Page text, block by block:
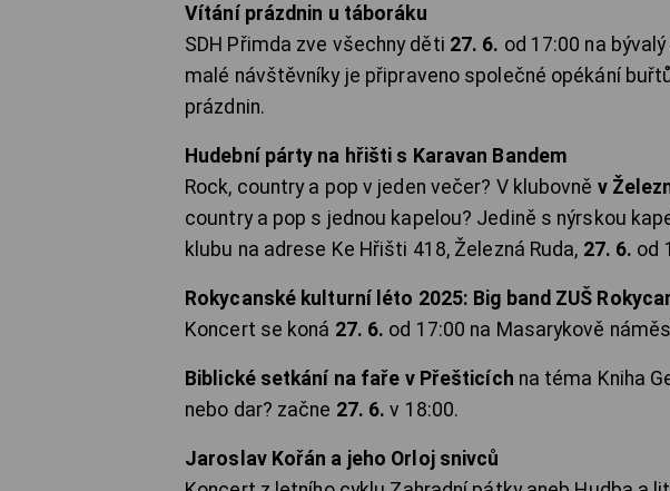
Vítání prázdnin u táboráku
SDH Přimda zve všechny děti 27. 6. od 17:00 na
malé návštěvníky je připraveno společné opékání
prázdnin.
Hudební párty na hřišti s Karavan Bandem
Rock, country a pop v jeden večer? V klubovně v
country a pop s jednou kapelou? Jedině s nýrskou
klubu na adrese Ke Hřišti 418, Železná Ruda, 27. 6. od
Rokycanské kulturní léto 2025: Big band ZUŠ
Koncert se koná 27. 6. od 17:00 na Masarykově
Biblické setkání na faře v Přešticích na téma Kniha
nebo dar? začne 27. 6. v 18:00.
Jaroslav Kořán a jeho Orloj snivců